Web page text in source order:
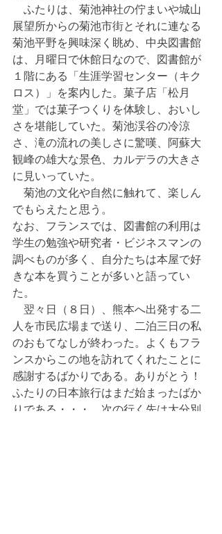
ふたりは、菊池神社の佇まいや城山
展望所からの菊池市街とそれに連なる
菊池平野を興味深く眺め、中央図書館
は、月曜日で休館日なので、図書館が
１階にある「生涯学習センター（キク
ロス）」を案内した。菓子店「松月
堂」では菓子つくりを体験し、おいし
さを堪能していた。菊池渓谷の冷涼
さ、滝の流れの美しさに驚嘆、阿蘇大
観峰の雄大な景色、カルデラの大きさ
に見いっていた。
菊池の文化や自然に触れて、楽しん
でもらえたと思う。
なお、フランスでは、図書館の利用は
学生の勉強や研究者・ビジネスマンの
調べものが多く、自分たちは本屋で好
きな本を買うことが多いと語ってい
た。
翌々日（８日）、熊本へ出発する二
人を市民広場まで送り、二泊三日の私
のおもてなしが終わった。よくもフラ
ンスからこの地を訪れてくれたことに
感謝するばかりである。ありがとう！
ふたりの日本旅行はまだ始まったばか
りである・・・。次の行く先は大分別